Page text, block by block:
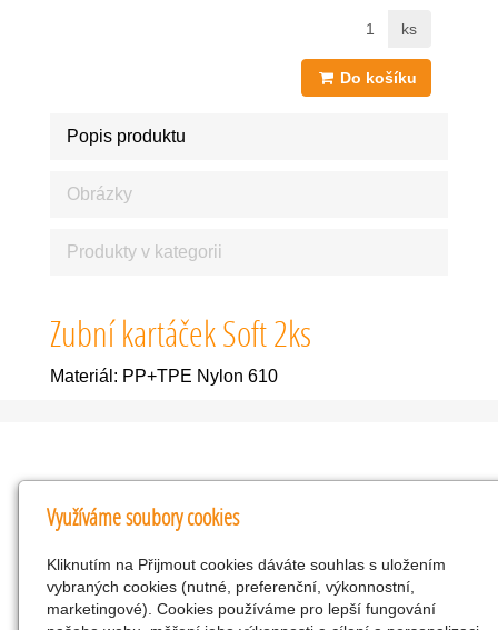
ks
Do košíku
Popis produktu
Obrázky
Produkty v kategorii
Zubní kartáček Soft 2ks
Materiál: PP+TPE Nylon 610
Kontakty
KNK obchodní společnost s r.o.
Komenského 127, Žacléř, 542 01 Číslo účtu:
286293602/0300
Využíváme soubory cookies
Kliknutím na Přijmout cookies dáváte souhlas s uložením
vybraných cookies (nutné, preferenční, výkonnostní,
marketingové). Cookies používáme pro lepší fungování